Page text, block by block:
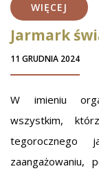
WIĘCEJ
Jarmark
11 GRUDNIA 2024
W imieniu
wszystkim,
tegorocznego
zaangażowaniu,